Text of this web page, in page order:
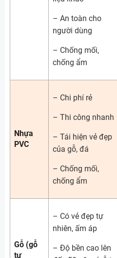
– An toàn cho
người dùng
– Chống mối,
chống ẩm
Nhựa
PVC
– Chi phí rẻ
– Thi công nhanh
– Tái hiện vẻ đẹp
của gỗ, đá
– Chống mối,
chống ẩm
Gỗ (gỗ
tự
– Có vẻ đẹp tự
nhiên, ấm áp
– Độ bền cao lên